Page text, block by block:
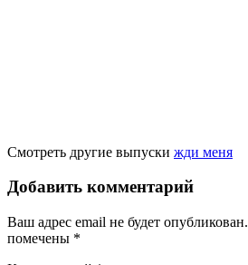
Смотреть другие выпуски жди меня
Добавить комментарий
Ваш адрес email не будет опубликован.
помечены *